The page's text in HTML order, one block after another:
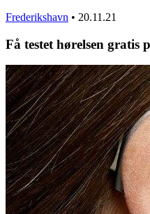
Frederikshavn • 20.11.21
Få testet hørelsen gratis